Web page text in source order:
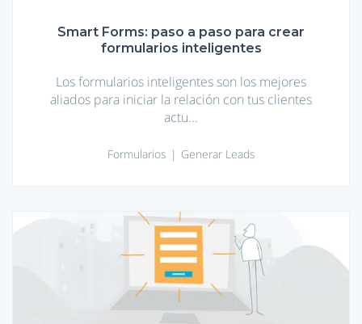
Smart Forms: paso a paso para crear
formularios inteligentes
Los formularios inteligentes son los mejores
aliados para iniciar la relación con tus clientes
actu...
Formularios Generar Leads
Formularios
Pop-
up:
Cómo
capturar
más